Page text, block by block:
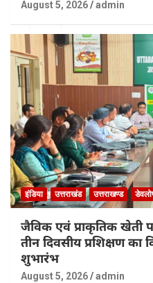
August 5, 2026 admin
इंडिया उत्तराखंड उत्तराखण्ड
जैविक एवं प्राकृतिक खेती
तीन दिवसीय प्रशिक्षण
शुभारंभ
August 5, 2026 admin